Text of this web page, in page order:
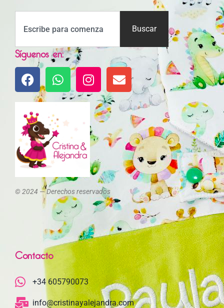
Buscar
Síguenos en:
© 2024 — Derechos reservados
Contacto
+34 605790073
info@cristinayalejandra.com